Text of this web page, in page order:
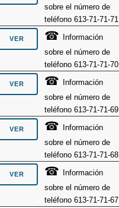
sobre el número de
teléfono 613-71-71-71
☎ Información
sobre el número de
teléfono 613-71-71-70
☎ Información
sobre el número de
teléfono 613-71-71-69
☎ Información
sobre el número de
teléfono 613-71-71-68
☎ Información
sobre el número de
teléfono 613-71-71-67